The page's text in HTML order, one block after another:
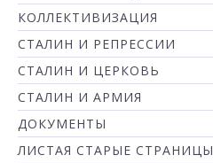
КОЛЛЕКТИВИЗАЦИЯ
СТАЛИН И РЕПРЕССИИ
СТАЛИН И ЦЕРКОВЬ
СТАЛИН И АРМИЯ
ДОКУМЕНТЫ
ЛИСТАЯ СТАРЫЕ СТРАНИЦЫ